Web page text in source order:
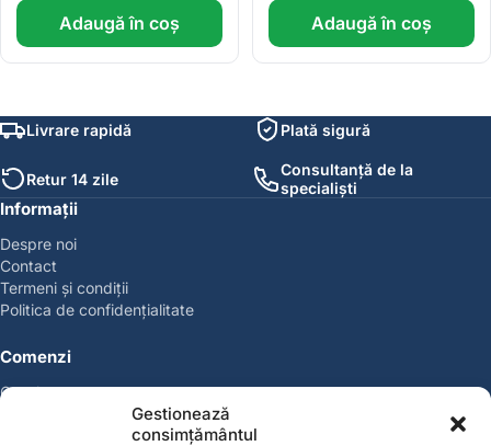
Gestionează
consimțământul
Adaugă în coș Adaugă în coș
Livrare rapidă Plată sigură
Retur 14 zile
Consultanță de la
specialiști
Informații
Despre noi
Contact
Termeni și condiții
Politica de confidențialitate
Comenzi
Coșul meu